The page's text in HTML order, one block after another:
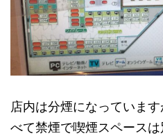
店内は分煙になっていま
べて禁煙で喫煙スペースは